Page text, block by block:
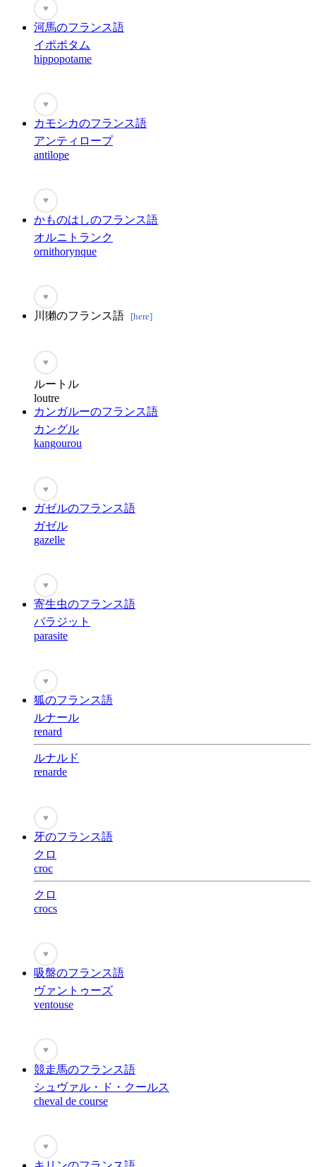
♥
河馬のフランス語
イポポタム
hippopotame
♥
カモシカのフランス語
アンティロープ
antilope
♥
かものはしのフランス語
オルニトランク
ornithorynque
♥
川獺のフランス語 [here]
♥
ルートル
loutre
カンガルーのフランス語
カングル
kangourou
♥
ガゼルのフランス語
ガゼル
gazelle
♥
寄生虫のフランス語
パラジット
parasite
♥
狐のフランス語
ルナール
renard
ルナルド
renarde
♥
牙のフランス語
クロ
croc
クロ
crocs
♥
吸盤のフランス語
ヴァントゥーズ
ventouse
♥
競走馬のフランス語
シュヴァル・ド・クールス
cheval de course
♥